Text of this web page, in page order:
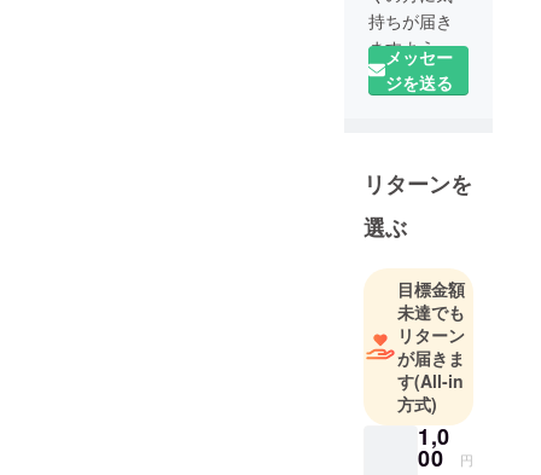
持ちが届き
ますよう
に。
よろしくお
メッセー
ジを送る
リターンを
選ぶ
目標金額
未達でも
リターン
が届きま
す(All-in
方式)
1,0
00 円